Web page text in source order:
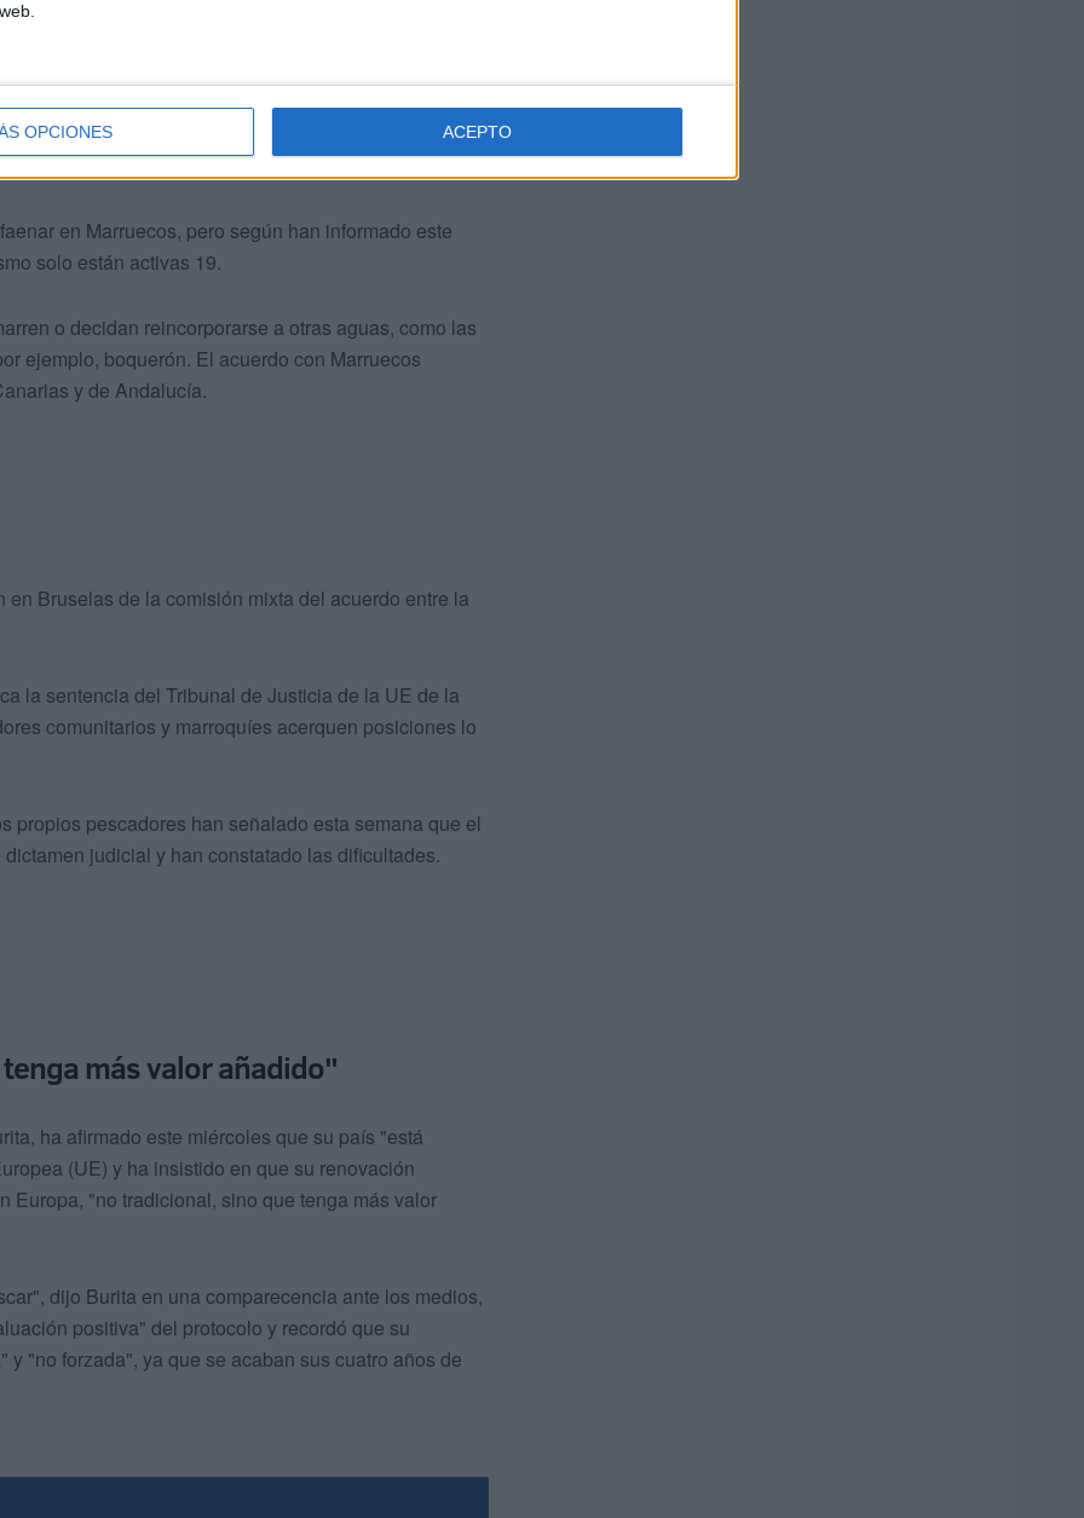
OPCIONES ACEPTO
estarán cofinanciadas a través del Fondo Europeo
su utilización en 2023, ya que se trata de la vía más
en Marruecos, pero según han informado este
solo están activas 19.
o decidan reincorporarse a otras aguas, como las
ejemplo, boquerón. El acuerdo con Marruecos
y de Andalucía.
Bruselas de la comisión mixta del acuerdo entre la
la sentencia del Tribunal de Justicia de la UE de la
comunitarios y marroquíes acerquen posiciones lo
propios pescadores han señalado esta semana que el
judicial y han constatado las dificultades.
más valor añadido"
ha afirmado este miércoles que su país "está
(UE) y ha insistido en que su renovación
"no tradicional, sino que tenga más valor
dijo Burita en una comparecencia ante los medios,
positiva" del protocolo y recordó que su
"no forzada", ya que se acaban sus cuatro años de